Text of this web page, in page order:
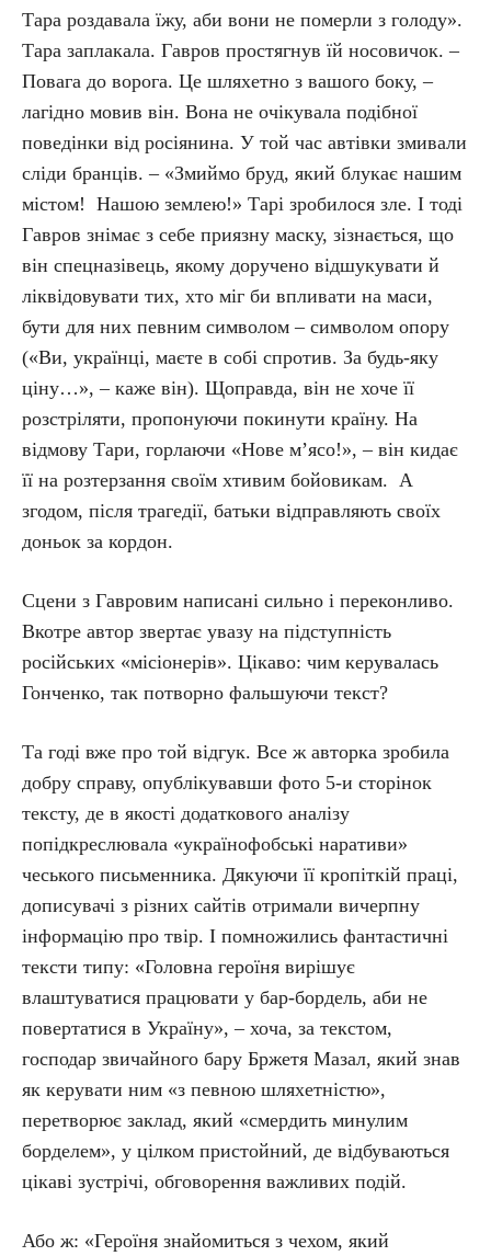
Тара роздавала їжу, аби вони не померли з голоду».
Тара заплакала. Гавров простягнув їй носовичок. –
Повага до ворога. Це шляхетно з вашого боку, –
лагідно мовив він. Вона не очікувала подібної
поведінки від росіянина. У той час автівки змивали
сліди бранців. – «Змиймо бруд, який блукає нашим
містом! Нашою землею!» Тарі зробилося зле. І тоді
Гавров знімає з себе приязну маску, зізнається, що
він спецназівець, якому доручено відшукувати й
ліквідовувати тих, хто міг би впливати на маси,
бути для них певним символом – символом опору
(«Ви, українці, маєте в собі спротив. За будь-яку
ціну…», – каже він). Щоправда, він не хоче її
розстріляти, пропонуючи покинути країну. На
відмову Тари, горлаючи «Нове м’ясо!», – він кидає
її на розтерзання своїм хтивим бойовикам. А
згодом, після трагедії, батьки відправляють своїх
доньок за кордон.
Сцени з Гавровим написані сильно і переконливо.
Вкотре автор звертає увазу на підступність
російських «місіонерів». Цікаво: чим керувалась
Гонченко, так потворно фальшуючи текст?
Та годі вже про той відгук. Все ж авторка зробила
добру справу, опублікувавши фото 5-и сторінок
тексту, де в якості додаткового аналізу
попідкреслювала «українофобські наративи»
чеського письменника. Дякуючи її кропіткій праці,
дописувачі з різних сайтів отримали вичерпну
інформацію про твір. І помножились фантастичні
тексти типу: «Головна героїня вирішує
влаштуватися працювати у бар-бордель, аби не
повертатися в Україну», – хоча, за текстом,
господар звичайного бару Бржетя Мазал, який знав
як керувати ним «з певною шляхетністю»,
перетворює заклад, який «смердить минулим
борделем», у цілком пристойний, де відбуваються
цікаві зустрічі, обговорення важливих подій.
Або ж: «Героїня знайомиться з чехом, який